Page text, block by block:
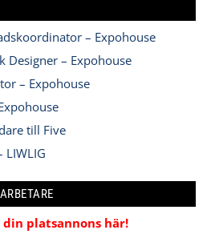
– Expohouse
Designer – Expohouse
– Expohouse
till Five
LIWLIG
din platsannons här!